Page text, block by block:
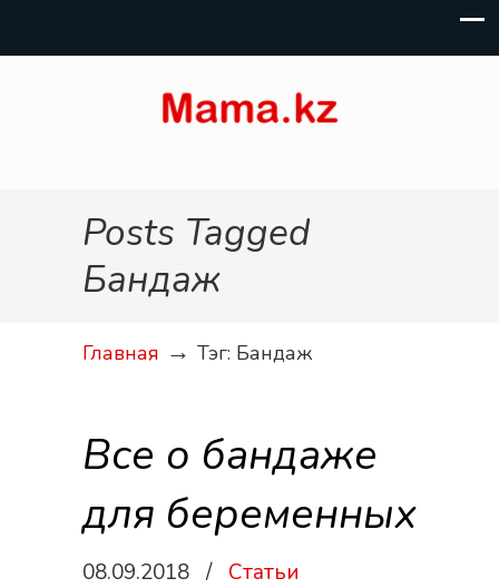
Posts Tagged
Бандаж
Главная → Тэг: Бандаж
Все о бандаже
для беременных
08.09.2018 / Статьи